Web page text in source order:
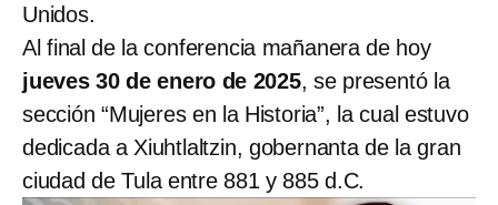
Unidos.
Al final de la conferencia mañanera de hoy
jueves 30 de enero de 2025, se presentó la
sección “Mujeres en la Historia”, la cual estuvo
dedicada a Xiuhtlaltzin, gobernanta de la gran
ciudad de Tula entre 881 y 885 d.C.